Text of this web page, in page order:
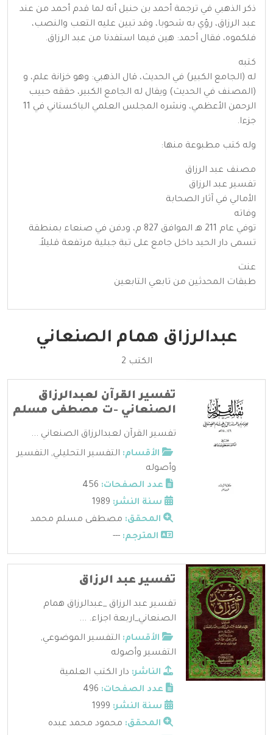
ذكر الذهبي في ترجمة أحمد بن حنبل أنه لما قدم أحمد من عند
عبد الرزاق، رؤي به شحوبا، وقد تبين عليه التعب والنصب،
فلكموه، فقال أحمد: هين فيما استفدنا من عبد الرزاق.
كتبه
له (الجامع الكبير) في الحديث، قال الذهبي: وهو خزانة علم، و
(المصنف في الحديث) ويقال له الجامع الكبير، حققه حبيب
الرحمن الأعظمي، ونشره المجلس العلمي الباكستاني في 11
جزءا.
وله كتب مطبوعة منها:
مصنف عبد الرزاق
تفسير عبد الرزاق
الأمالي في آثار الصحابة
وفاته
توفي عام 211 هـ الموافق 827 م، ودفن في صنعاء بمنطقة
تسمى دار الحيد داخل جامع على تبة جبلية مرتفعة قليلاً.
عنت
طبقات المحدثين من تابعي التابعين
عبدالرزاق همام الصنعاني
الكتب 2
تفسير القرآن لعبدالرزاق
الصنعاني -ت مصطفى مسلم
تفسير القرآن لعبدالرزاق الصنعاني ...
الأقسام: التفسير التحليلي, التفسير
وأصوله
عدد الصفحات:
سنة النشر:
المحقق: مصطفى مسلم محمد
المترجم: ---
تفسير عبد الرزاق
تفسير عبد الرزاق _عبدالرزاق همام
الصنعاني_اربعة اجزاء. ...
الأقسام: التفسير الموضوعي,
التفسير وأصوله
الناشر: دار الكتب العلمية
عدد الصفحات:
سنة النشر:
المحقق: محمود محمد عبده